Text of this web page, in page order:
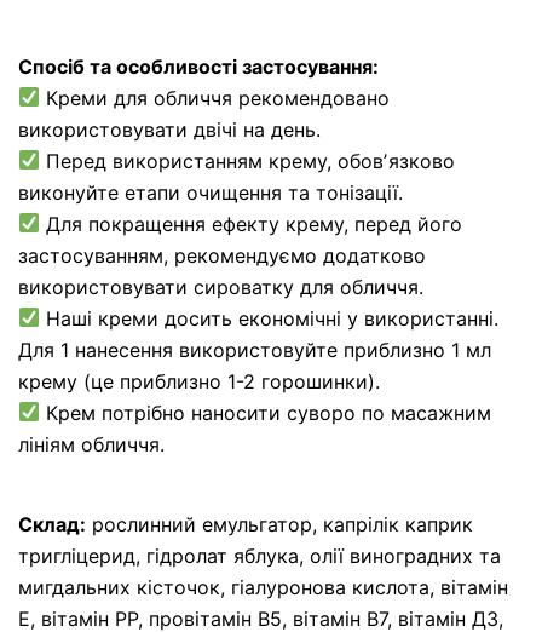
Спосіб та особливості застосування:
Креми для обличчя рекомендовано
використовувати двічі на день.
Перед використанням крему, обовʼязково
виконуйте етапи очищення та тонізації.
Для покращення ефекту крему, перед його
застосуванням, рекомендуємо додатково
використовувати сироватку для обличчя.
Наші креми досить економічні у використанні.
Для 1 нанесення використовуйте приблизно 1 мл
крему (це приблизно 1-2 горошинки).
Крем потрібно наносити суворо по масажним
лініям обличчя.
Склад: рослинний емульгатор, капрілік каприк
тригліцерид, гідролат яблука, олії виноградних та
мигдальних кісточок, гіалуронова кислота, вітамін
Е, вітамін РР, провітамін В5, вітамін В7, вітамін Д3,